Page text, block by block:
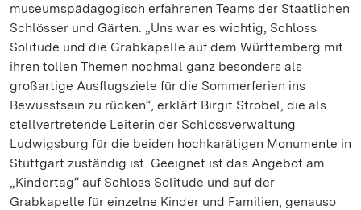
museumspädagogisch erfahrenen Teams der Staatlichen
Schlösser und Gärten. „Uns war es wichtig, Schloss
Solitude und die Grabkapelle auf dem Württemberg mit
ihren tollen Themen nochmal ganz besonders als
großartige Ausflugsziele für die Sommerferien ins
Bewusstsein zu rücken“, erklärt Birgit Strobel, die als
stellvertretende Leiterin der Schlossverwaltung
Ludwigsburg für die beiden hochkarätigen Monumente in
Stuttgart zuständig ist. Geeignet ist das Angebot am
„Kindertag“ auf Schloss Solitude und auf der
Grabkapelle für einzelne Kinder und Familien, genauso